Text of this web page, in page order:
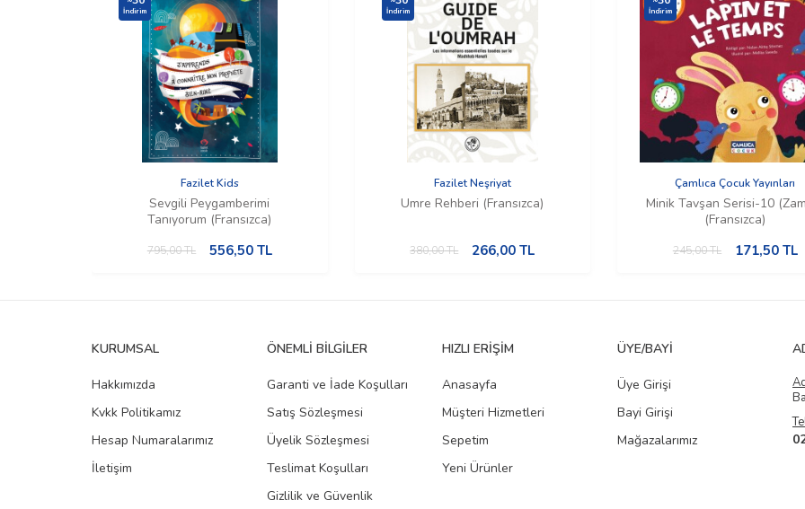
İndirim
Fazilet Kids
Sevgili Peygamberimi
Tanıyorum (Fransızca)
795,00TL 556,50TL
İndirim
Fazilet Neşriyat
Umre Rehberi (Fransızca)
380,00TL 266,00 TL
İndirim
Çamlıca Çocuk Yayınları
Minik Tavşan Serisi-10
(Fransızca)
245,00TL 171,50TL
KURUMSAL
Hakkımızda
Kvkk Politikamız
Hesap Numaralarımız
İletişim
ÖNEMLI BILGILER
Garanti ve İade Koşulları
Satış Sözleşmesi
Üyelik Sözleşmesi
Teslimat Koşulları
Gizlilik ve Güvenlik
HIZLI ERIŞIM
Anasayfa
Müşteri Hizmetleri
Sepetim
Yeni Ürünler
ÜYE/BAYI
Üye Girişi
Bayi Girişi
Mağazalarımız